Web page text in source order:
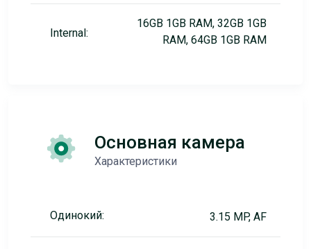
Internal:
16GB 1GB RAM, 32GB 1GB
RAM, 64GB 1GB RAM
Основная камера
Характеристики
Одинокий: 3.15 MP, AF